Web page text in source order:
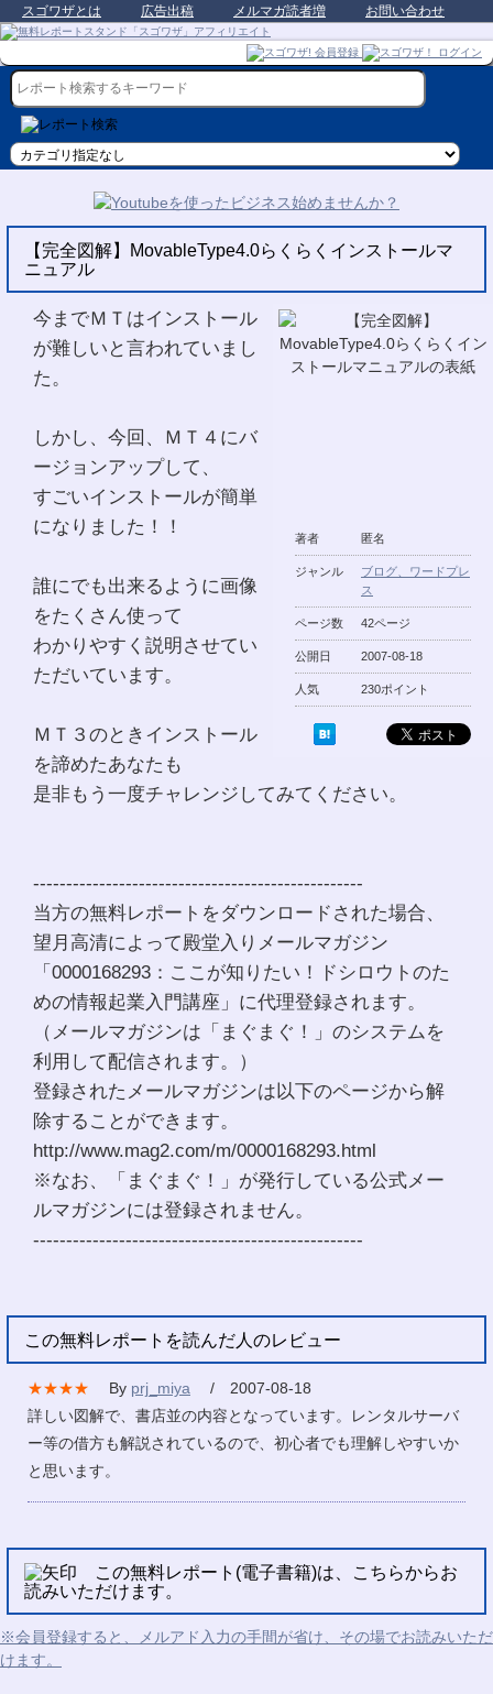
スゴワザとは 広告出稿 メルマガ読者増 お問い合わせ
【完全図解】MovableType4.0らくらくインストールマ
ニュアル
著者 匿名
ジャンル
ブログ、ワードプレ
ス
ページ数 42ページ
公開日 2007-08-18
人気 230ポイント
今までＭＴはインストール
が難しいと言われていまし
た。
しかし、今回、ＭＴ４にバ
ージョンアップして、
すごいインストールが簡単
になりました！！
誰にでも出来るように画像
をたくさん使って
わかりやすく説明させてい
ただいています。
ＭＴ３のときインストール
を諦めたあなたも
是非もう一度チャレンジしてみてください。
--------------------------------------------------
当方の無料レポートをダウンロードされた場合、
望月高清によって殿堂入りメールマガジン
「0000168293：ここが知りたい！ドシロウトのた
めの情報起業入門講座」に代理登録されます。
（メールマガジンは「まぐまぐ！」のシステムを
利用して配信されます。）
登録されたメールマガジンは以下のページから解
除することができます。
http://www.mag2.com/m/0000168293.html
※なお、「まぐまぐ！」が発行している公式メー
ルマガジンには登録されません。
--------------------------------------------------
この無料レポートを読んだ人のレビュー
★★★★ By prj_miya
/ 2007-08-18
詳しい図解で、書店並の内容となっています。レンタルサーバ
ー等の借方も解説されているので、初心者でも理解しやすいか
と思います。
この無料レポート(電子書籍)は、こちらからお
読みいただけます。
※会員登録すると、メルアド入力の手間が省け、その場でお読みいただ
けます。